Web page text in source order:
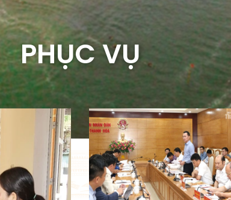
PHỤC VỤ